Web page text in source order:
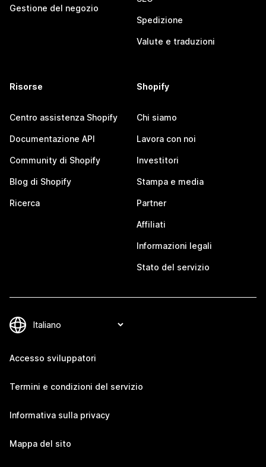
Gestione del negozio
Spedizione
Valute e traduzioni
Risorse
Centro assistenza Shopify
Documentazione API
Community di Shopify
Blog di Shopify
Ricerca
Shopify
Chi siamo
Lavora con noi
Investitori
Stampa e media
Partner
Affiliati
Informazioni legali
Stato del servizio
Accesso sviluppatori
Termini e condizioni del servizio
Informativa sulla privacy
Mappa del sito